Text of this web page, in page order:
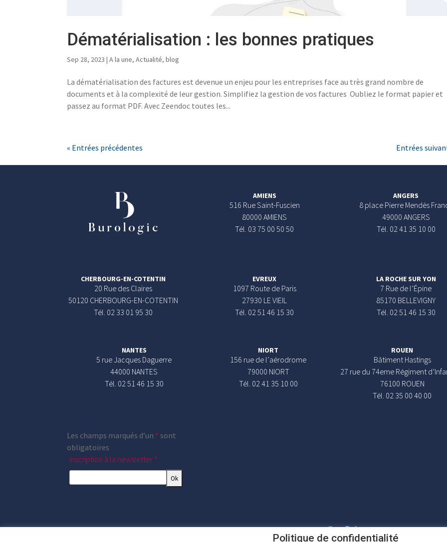
Dématérialisation : les bonnes pratiques
Sep 28, 2023 |A la une,Actualité,blog
La dématérialisation des factures est devenue un enjeu pour les entreprises face au très grand nombre de
documents et à la complexité de leur gestion. Simplifiez la gestion de vos factures Oubliez le format papier et
passez au format PDF. Avec Zeendoc toutes les...
« Entrées précédentes Entrées
AMIENS
516 Rue Saint-Fuscien
80000 AMIENS
Tél. 03 75 00 50 50
ANGERS
8 place Pierre Mendès
49000 ANGERS
Tél. 02 41 35 10 00
CHERBOURG-EN-COTENTIN
20 Rue des Claires
50120 CHERBOURG-EN-COTENTIN
Tél. 02 33 01 95 30
EVREUX
1097 Route de Paris
27930 LE VIEIL
Tél. 02 51 46 15 30
LA ROCHE SUR YON
7 Rue de l’Épine
85170 BELLEVIGNY
Tél. 02 51 46 15 30
NANTES
5 rue Jacques Daguerre
44000 NANTES
Tél. 02 51 46 15 30
NIORT
156 rue de l’aérodrome
79000 NIORT
Tél. 02 41 35 10 00
ROUEN
Bâtiment Hastings
27 rue du 74eme Régiment
76100 ROUEN
Tél. 02 35 00 40 00
Les champs marqués d’un * sont
obligatoires
Inscription à la newsletter *
Politique de confidentialité